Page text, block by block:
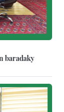
baradaky